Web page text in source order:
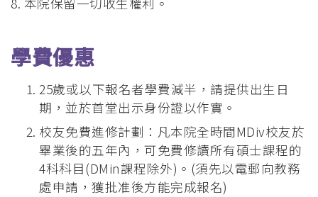
學費優惠
25歲或以下報名者學費減半，請提供出生日
期，並於首堂出示身份證以作實。
校友免費進修計劃：凡本院全時間MDiv校友於
畢業後的五年內，可免費修讀所有碩士課程的
4科科目(DMin課程除外)。(須先以電郵向教務
處申請，獲批准後方能完成報名)